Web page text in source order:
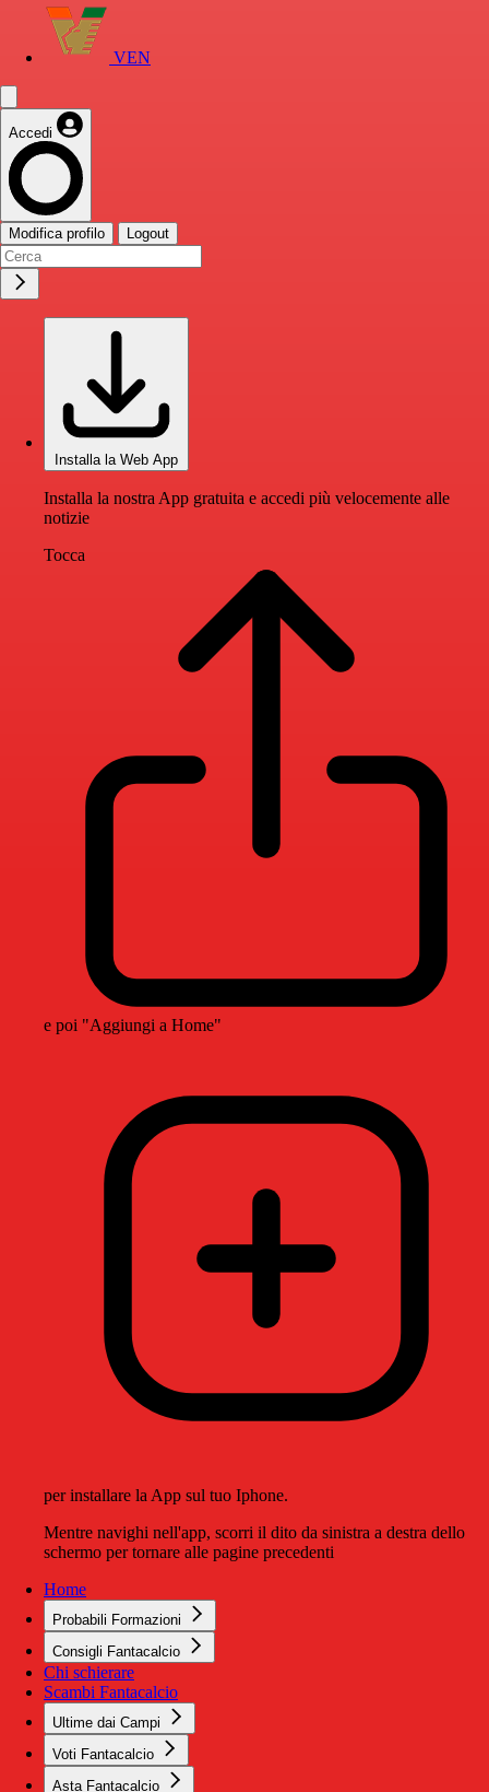
VEN
Accedi
Modifica profilo Logout
Installa la Web App
Installa la nostra App gratuita e accedi più velocemente alle
notizie
Tocca
e poi "Aggiungi a Home"
per installare la App sul tuo Iphone.
Mentre navighi nell'app, scorri il dito da sinistra a destra dello
schermo per tornare alle pagine precedenti
Home
Probabili Formazioni
Consigli Fantacalcio
Chi schierare
Scambi Fantacalcio
Ultime dai Campi
Voti Fantacalcio
Asta Fantacalcio